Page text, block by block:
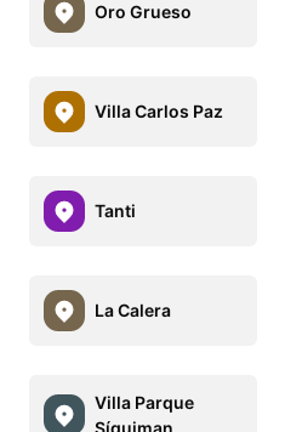
Oro Grueso
Villa Carlos Paz
Tanti
La Calera
Villa Parque
Síquiman